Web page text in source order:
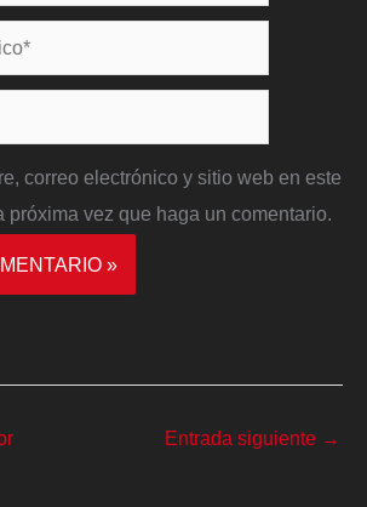
correo electrónico y sitio web en este
próxima vez que haga un comentario.
Entrada siguiente →